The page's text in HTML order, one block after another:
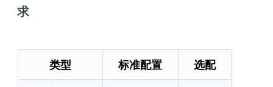
求
类型 标准配置 选配